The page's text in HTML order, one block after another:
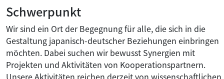
Schwerpunkt
Wir sind ein Ort der Begegnung für alle, die sich in die
Gestaltung japanisch-deutscher Beziehungen einbringen
möchten. Dabei suchen wir bewusst Synergien mit
Projekten und Aktivitäten von Kooperationspartnern.
Unsere Aktivitäten reichen derzeit von wissenschaftlichen